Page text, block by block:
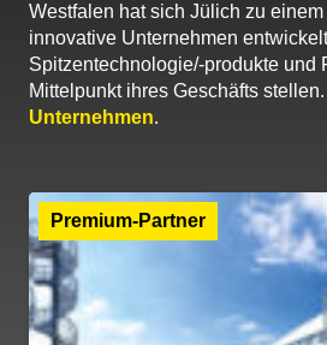
Westfalen hat sich Jülich zu
innovative Unternehmen
Spitzentechnologie/-produkte und
Mittelpunkt ihres Geschäfts
Unternehmen.
Premium-Partner